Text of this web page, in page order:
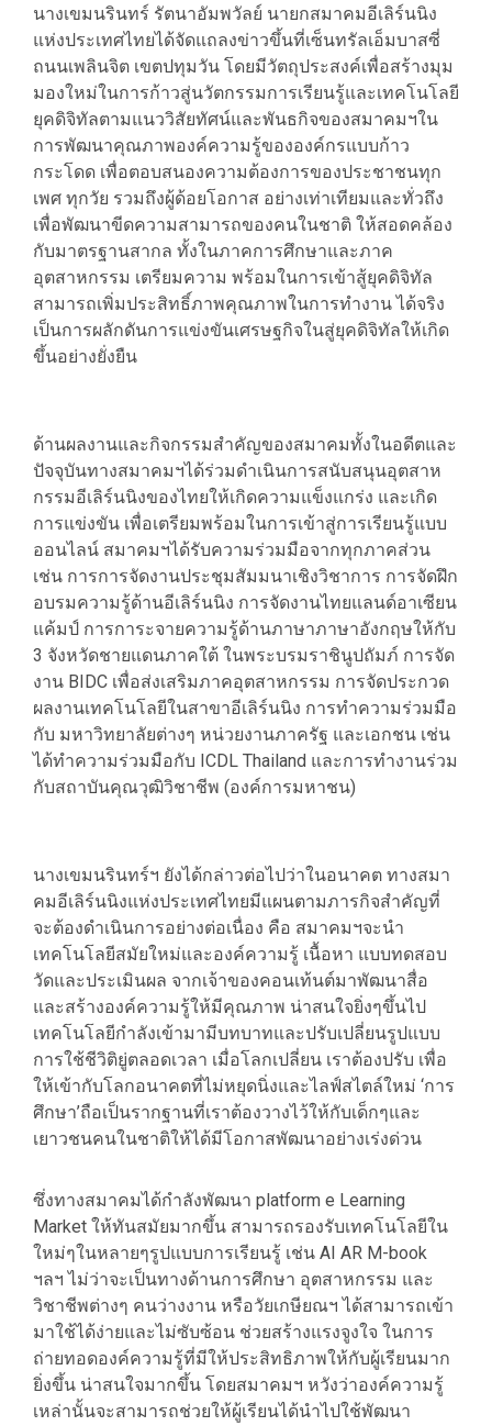
นางเขมนรินทร์ รัตนาอัมพวัลย์ นายกสมาคมอีเลิร์นนิง
แห่งประเทศไทยได้จัดแถลงข่าวขึ้นที่เซ็นทรัลเอ็มบาสซี่
ถนนเพลินจิต เขตปทุมวัน โดยมีวัตถุประสงค์เพื่อสร้างมุม
มองใหม่ในการก้าวสู่นวัตกรรมการเรียนรู้และเทคโนโลยี
ยุคดิจิทัลตามแนววิสัยทัศน์และพันธกิจของสมาคมฯใน
การพัฒนาคุณภาพองค์ความรู้ขององค์กรแบบก้าว
กระโดด เพื่อตอบสนองความต้องการของประชาชนทุก
เพศ ทุกวัย รวมถึงผู้ด้อยโอกาส อย่างเท่าเทียมและทั่วถึง
เพื่อพัฒนาขีดความสามารถของคนในชาติ ให้สอดคล้อง
กับมาตรฐานสากล ทั้งในภาคการศึกษาและภาค
อุตสาหกรรม เตรียมความ พร้อมในการเข้าสู้ยุคดิจิทัล
สามารถเพิ่มประสิทธิ์ภาพคุณภาพในการทำงาน ได้จริง
เป็นการผลักดันการแข่งขันเศรษฐกิจในสู่ยุคดิจิทัลให้เกิด
ขึ้นอย่างยั่งยืน
ด้านผลงานและกิจกรรมสำคัญของสมาคมทั้งในอดีตและ
ปัจจุบันทางสมาคมฯได้ร่วมดำเนินการสนับสนุนอุตสาห
กรรมอีเลิร์นนิงของไทยให้เกิดความแข็งแกร่ง และเกิด
การแข่งขัน เพื่อเตรียมพร้อมในการเข้าสู่การเรียนรู้แบบ
ออนไลน์ สมาคมฯได้รับความร่วมมือจากทุกภาคส่วน
เช่น การการจัดงานประชุมสัมมนาเชิงวิชาการ การจัดฝึก
อบรมความรู้ด้านอีเลิร์นนิง การจัดงานไทยแลนด์อาเซียน
แค้มป์ การการะจายความรู้ด้านภาษาภาษาอังกฤษให้กับ
3 จังหวัดชายแดนภาคใต้ ในพระบรมราชินูปถัมภ์ การจัด
งาน BIDC เพื่อส่งเสริมภาคอุตสาหกรรม การจัดประกวด
ผลงานเทคโนโลยีในสาขาอีเลิร์นนิง การทำความร่วมมือ
กับ มหาวิทยาลัยต่างๆ หน่วยงานภาครัฐ และเอกชน เช่น
ได้ทำความร่วมมือกับ ICDL Thailand และการทำงานร่วม
กับสถาบันคุณวุฒิวิชาชีพ (องค์การมหาชน)
นางเขมนรินทร์ฯ ยังได้กล่าวต่อไปว่าในอนาคต ทางสมา
คมอีเลิร์นนิงแห่งประเทศไทยมีแผนตามภารกิจสำคัญที่
จะต้องดำเนินการอย่างต่อเนื่อง คือ สมาคมฯจะนำ
เทคโนโลยีสมัยใหม่และองค์ความรู้ เนื้อหา แบบทดสอบ
วัดและประเมินผล จากเจ้าของคอนเท้นต์มาพัฒนาสื่อ
และสร้างองค์ความรู้ให้มีคุณภาพ น่าสนใจยิ่งๆขึ้นไป
เทคโนโลยีกำลังเข้ามามีบทบาทและปรับเปลี่ยนรูปแบบ
การใช้ชีวิติยู่ตลอดเวลา เมื่อโลกเปลี่ยน เราต้องปรับ เพื่อ
ให้เข้ากับโลกอนาคตที่ไม่หยุดนิ่งและไลฟ์สไตล์ใหม่ ‘การ
ศึกษา’ถือเป็นรากฐานที่เราต้องวางไว้ให้กับเด็กๆและ
เยาวชนคนในชาติให้ได้มีโอกาสพัฒนาอย่างเร่งด่วน
ซึ่งทางสมาคมได้กำลังพัฒนา platform e Learning
Market ให้ทันสมัยมากขึ้น สามารถรองรับเทคโนโลยีใน
ใหม่ๆในหลายๆรูปแบบการเรียนรู้ เช่น AI AR M-book
ฯลฯ ไม่ว่าจะเป็นทางด้านการศึกษา อุตสาหกรรม และ
วิชาชีพต่างๆ คนว่างงาน หรือวัยเกษียณฯ ได้สามารถเข้า
มาใช้ได้ง่ายและไม่ซับซ้อน ช่วยสร้างแรงจูงใจ ในการ
ถ่ายทอดองค์ความรู้ที่มีให้ประสิทธิภาพให้กับผู้เรียนมาก
ยิ่งขึ้น น่าสนใจมากขึ้น โดยสมาคมฯ หวังว่าองค์ความรู้
เหล่านั้นจะสามารถช่วยให้ผู้เรียนได้นำไปใช้พัฒนา